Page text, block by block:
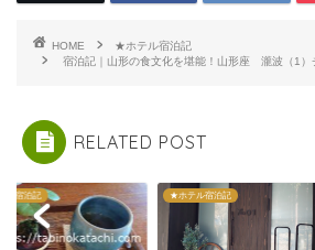
HOME
★ホテル宿泊記
宿泊記｜山形の食文化を堪能！山形座 瀧波（1）
RELATED POST
ル宿泊記 ★ホテル宿泊記